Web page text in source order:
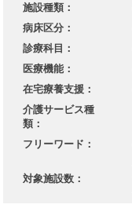
施設種類：
病床区分：
診療科目：
医療機能：
在宅療養支援：
介護サービス種
類：
フリーワード：
対象施設数：